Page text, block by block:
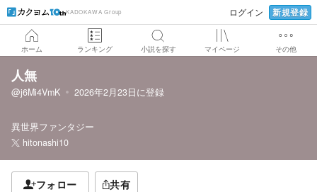
KADOKAWA Group ログイン 新規登録
ホーム ランキング 小説を探す マイページ その他
人無
@j6Mi4VmK 2026年2月23日に登録
異世界ファンタジー
hitonashi10
フォロー 共有